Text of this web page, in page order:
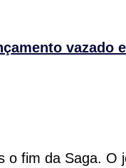
vazado
o fim da Saga. O